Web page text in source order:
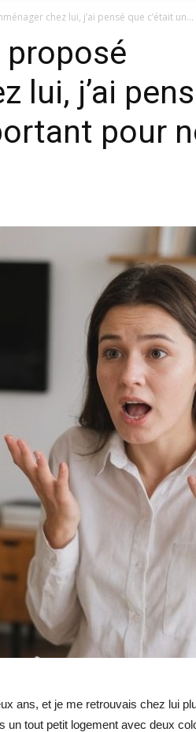
chez lui, j’ai pensé que c’était un...
proposé
lui, j’ai
pour
ans, et je me retrouvais chez lui
un tout petit logement avec deux